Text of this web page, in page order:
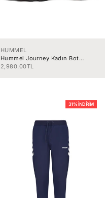
HUMMEL
Hummel Journey Kadın Bot
900567-2001
İndirimli fiyat
2,980.00TL
31% İNDIRIM